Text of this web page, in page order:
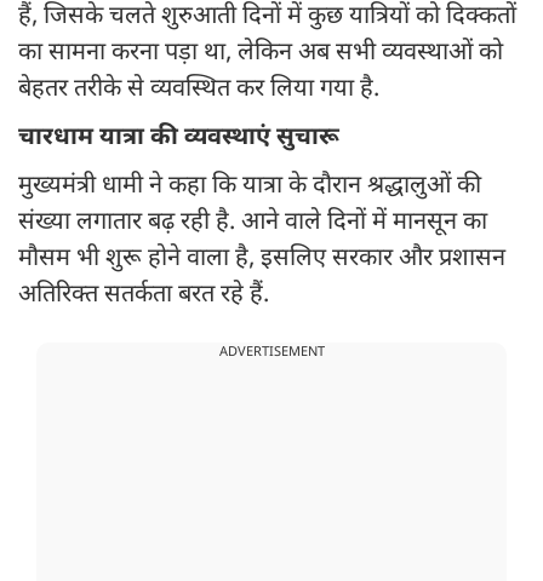
हैं, जिसके चलते शुरुआती दिनों में कुछ यात्रियों को दिक्कतों
का सामना करना पड़ा था, लेकिन अब सभी व्यवस्थाओं को
बेहतर तरीके से व्यवस्थित कर लिया गया है.
चारधाम यात्रा की व्यवस्थाएं सुचारू
मुख्यमंत्री धामी ने कहा कि यात्रा के दौरान श्रद्धालुओं की
संख्या लगातार बढ़ रही है. आने वाले दिनों में मानसून का
मौसम भी शुरू होने वाला है, इसलिए सरकार और प्रशासन
अतिरिक्त सतर्कता बरत रहे हैं.
ADVERTISEMENT